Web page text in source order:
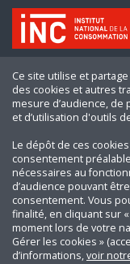
Ce site utilise et
des cookies et autres
mesure d’audience,
et d’utilisation d'outils
Le dépôt de ces
consentement
nécessaires au
d’audience pouvant
consentement. Vous
finalité, en cliquant sur
moment lors de votre
Gérer les cookies »
d’informations,voir